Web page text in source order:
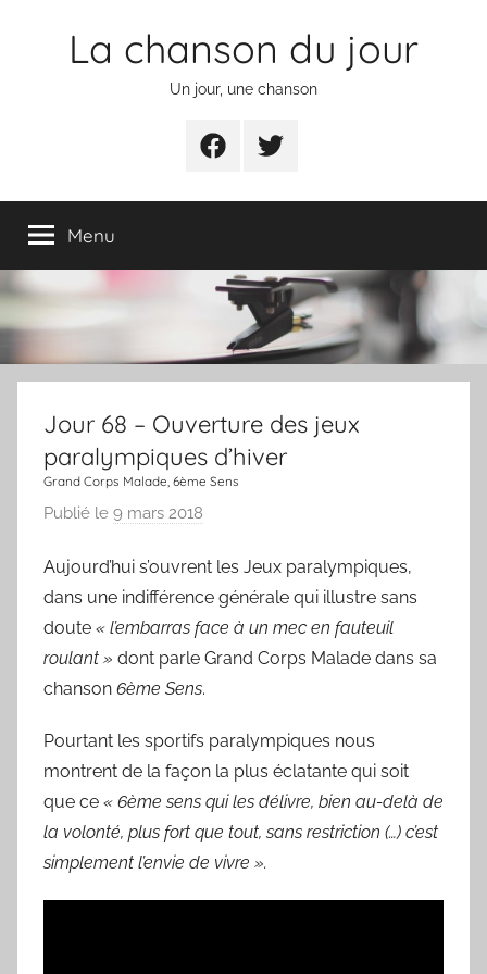
La chanson du jour
Un jour, une chanson
FacebookTwitter
Menu
Jour 68 – Ouverture des jeux
paralympiques d’hiver
Grand Corps Malade, 6ème Sens
Publié le 9 mars 2018
r
L
a
C
n
s
o
n
Aujourd’hui s’ouvrent les Jeux paralympiques,
dans une indifférence générale qui illustre sans
doute « l’embarras face à un mec en fauteuil
roulant » dont parle Grand Corps Malade dans sa
chanson 6ème Sens.
Pourtant les sportifs paralympiques nous
montrent de la façon la plus éclatante qui soit
que ce « 6ème sens qui les délivre, bien au-delà de
la volonté, plus fort que tout, sans restriction (…) c’est
simplement l’envie de vivre ».